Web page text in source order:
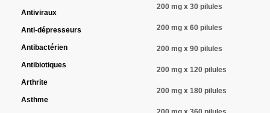
Antiviraux
Anti-dépresseurs
Antibactérien
Antibiotiques
Arthrite
Asthme
200 mg x 30 pilules
200 mg x 60 pilules
200 mg x 90 pilules
200 mg x 120 pilules
200 mg x 180 pilules